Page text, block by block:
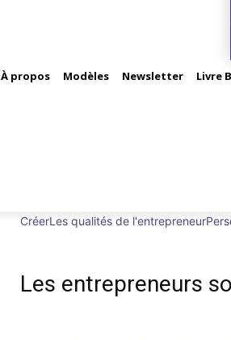
À propos Modèles Newsletter Livre
CréerLes qualités de l'entrepreneur
Les entrepreneurs